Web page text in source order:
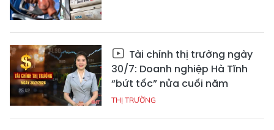
Tài chính thị trường ngày
30/7: Doanh nghiệp Hà Tĩnh
“bứt tốc” nửa cuối năm
THỊ TRƯỜNG